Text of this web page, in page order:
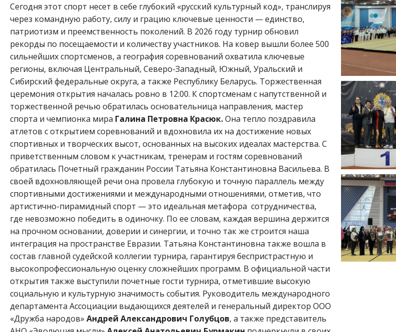
Сегодня этот спорт несет в себе глубокий «русский культурный код», транслируя
через командную работу, силу и грацию ключевые ценности — единство,
патриотизм и преемственность поколений. В 2026 году турнир обновил
рекорды по посещаемости и количеству участников. На ковер вышли более 500
сильнейших спортсменов, а география соревнований охватила ключевые
регионы, включая Центральный, Северо-Западный, Южный, Уральский и
Сибирский федеральные округа, а также Республику Беларусь. Торжественная
церемония открытия началась ровно в 12:00. К спортсменам с напутственной и
торжественной речью обратилась основательница направления, мастер
спорта и чемпионка мира Галина Петровна Красюк.Она тепло поздравила
атлетов с открытием соревнований и вдохновила их на достижение новых
спортивных и творческих высот, основанных на высоких идеалах мастерства. С
приветственным словом к участникам, тренерам и гостям соревнований
обратилась Почетный гражданин России Татьяна Константиновна Васильева. В
своей вдохновляющей речи она провела глубокую и точную параллель между
спортивными достижениями и международными отношениями, отметив, что
артистично-пирамидный спорт — это идеальная метафора сотрудничества,
где невозможно победить в одиночку. По ее словам, каждая вершина держится
на прочном основании, доверии и синергии, и точно так же строится наша
интеграция на пространстве Евразии. Татьяна Константиновна также вошла в
состав главной судейской коллегии турнира, гарантируя беспристрастную и
высокопрофессиональную оценку сложнейших программ. В официальной части
открытия также выступили почетные гости турнира, отметившие высокую
социальную и культурную значимость события. Руководитель международного
департамента Ассоциации выдающихся деятелей и генеральный директор ООО
«Дружба народов» Андрей Александрович Голубцов, а также представитель